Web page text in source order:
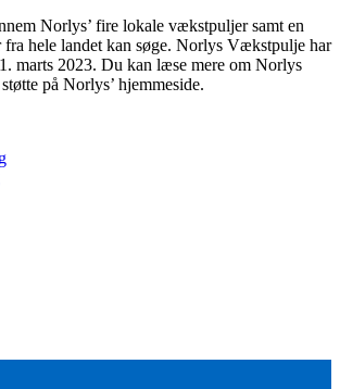
Norlys’ fire lokale vækstpuljer samt en
hele landet kan søge. Norlys Vækstpulje har
marts 2023. Du kan læse mere om Norlys
på Norlys’ hjemmeside.